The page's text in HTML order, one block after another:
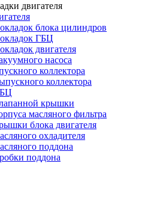
двигателя
блока цилиндров
ГБЦ
двигателя
насоса
коллектора
коллектора
крышки
масляного фильтра
блока двигателя
охладителя
поддона
поддона